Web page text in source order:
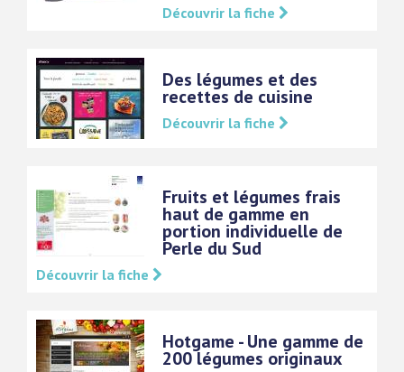
Découvrir la fiche
Des légumes et des
recettes de cuisine
Découvrir la fiche
Fruits et légumes frais
haut de gamme en
portion individuelle de
Perle du Sud
Découvrir la fiche
Hotgame - Une gamme de
200 légumes originaux